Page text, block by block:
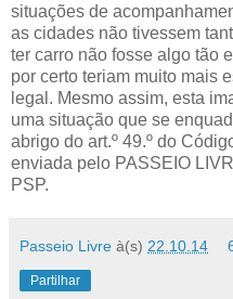
situações de
as cidades não tivessem
ter carro não fosse algo tão
por certo teriam muito mais
legal. Mesmo assim, esta
uma situação que se
abrigo do art.º 49.º do
enviada pelo PASSEIO
PSP.
Passeio Livre à(s) 22.10.14
Partilhar